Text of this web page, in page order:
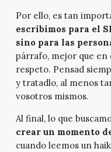
Por ello, es tan
escribimos para el
sino para las
párrafo, mejor que en
respeto. Pensad
y tratadlo, al menos
vosotros mismos.
Al final, lo que
crear un momento
cuando leemos un